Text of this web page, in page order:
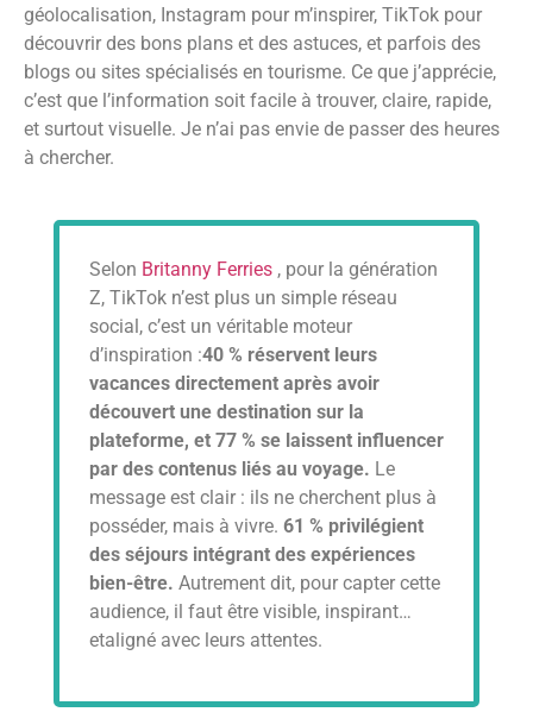
géolocalisation, Instagram pour m’inspirer, TikTok pour
découvrir des bons plans et des astuces, et parfois des
blogs ou sites spécialisés en tourisme. Ce que j’apprécie,
c’est que l’information soit facile à trouver, claire, rapide,
et surtout visuelle. Je n’ai pas envie de passer des heures
à chercher.
Selon Britanny Ferries , pour la génération
Z, TikTok n’est plus un simple réseau
social, c’est un véritable moteur
d’inspiration :40 % réservent leurs
vacances directement après avoir
découvert une destination sur la
plateforme, et 77 % se laissent influencer
par des contenus liés au voyage. Le
message est clair : ils ne cherchent plus à
posséder, mais à vivre. 61 % privilégient
des séjours intégrant des expériences
bien-être. Autrement dit, pour capter cette
audience, il faut être visible, inspirant…
etaligné avec leurs attentes.